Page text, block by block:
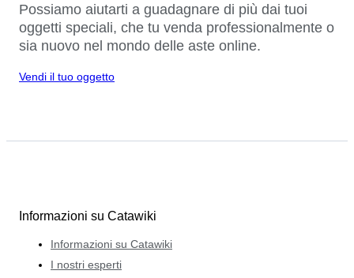
Possiamo aiutarti a guadagnare di più dai tuoi
oggetti speciali, che tu venda professionalmente o
sia nuovo nel mondo delle aste online.
Vendi il tuo oggetto
Informazioni su Catawiki
Informazioni su Catawiki
I nostri esperti